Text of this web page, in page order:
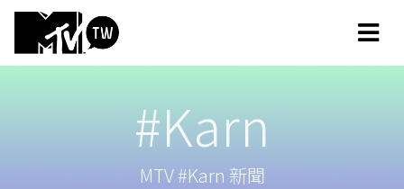
#Karn
MTV #Karn 新聞